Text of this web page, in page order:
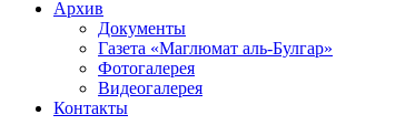
Архив
Документы
Газета «Маглюмат аль-Булгар»
Фотогалерея
Видеогалерея
Контакты